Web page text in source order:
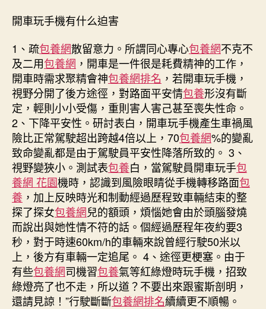
開車玩手機有什么迫害
1、疏包養網散留意力。所謂同心專心包養網不克不
及二用包養網 ，開車是一件很是耗費精神的工作，
開車時需求聚精會神包養網排名 ，若開車玩手機，
視野分開了後方途徑，對路面平安情包養形沒有斷
定，輕則小小受傷，重則害人害己甚至喪失性命。
2、下降平安性。研討表白，開車玩手機產生車禍風
險比正常駕駛超出跨越4倍以上，70包養網%的變亂
致命變亂都是由于駕駛員平安性降落所致的。 3、
視野變狹小。測試表包養白，當駕駛員開車玩手包
養網 花園機時，認識到風險眼睛從手機轉移路面包
養 ，加上反映時光和制動經過歷程致車輛結束的整
探了探女包養網兒的額頭，煩惱她會由於頭腦發燒
而說出與她性情不符的話。個經過歷程年夜約要3
秒，對于時速60km/h的車輛來說曾經行駛50米以
上，後方有車輛一定追尾。 4、途徑更梗塞。由于
有些包養網司機習包養氣等紅綠燈時玩手機，招致
綠燈亮了也不走，所以道？不要出來跟蜜斯剖明，
還請見諒！”行駛斷斷包養網排名續續更不順暢。